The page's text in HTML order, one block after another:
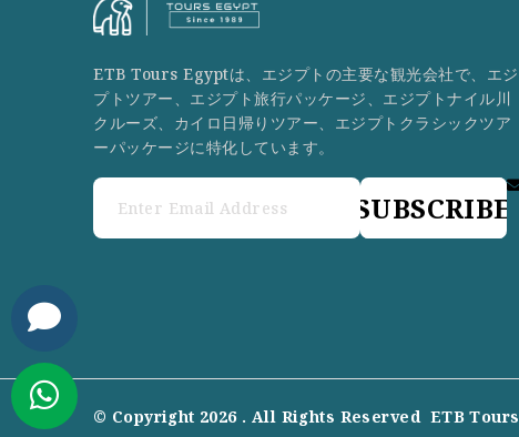
ETB Tours Egyptは、エジプトの主要な観光会社で、エジ
プトツアー、エジプト旅行パッケージ、エジプトナイル川
クルーズ、カイロ日帰りツアー、エジプトクラシックツア
ーパッケージに特化しています。
SUBSCRIBE
© Copyright 2026 . All Rights Reserved ETB Tours